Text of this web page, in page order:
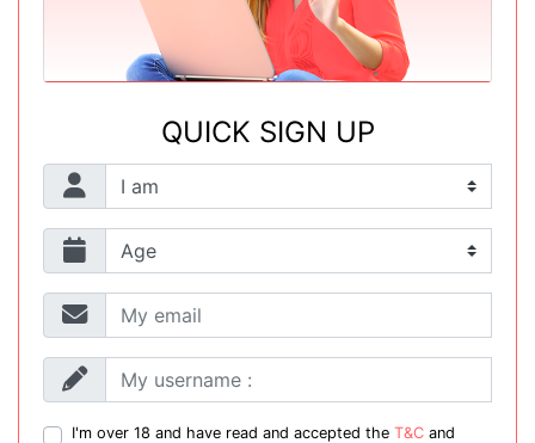
QUICK SIGN UP
I'm over 18 and have read and accepted the T&C and